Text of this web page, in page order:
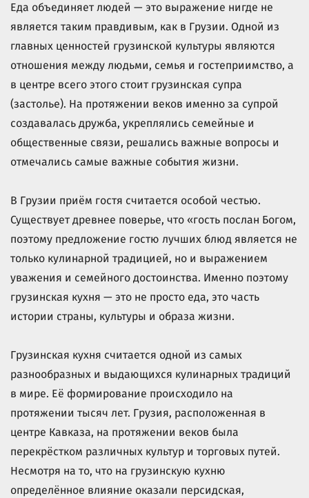
Еда объединяет людей — это выражение нигде не
является таким правдивым, как в Грузии. Одной из
главных ценностей грузинской культуры являются
отношения между людьми, семья и гостеприимство, а
в центре всего этого стоит грузинская супра
(застолье). На протяжении веков именно за супрой
создавалась дружба, укреплялись семейные и
общественные связи, решались важные вопросы и
отмечались самые важные события жизни.
В Грузии приём гостя считается особой честью.
Существует древнее поверье, что «гость послан Богом,
поэтому предложение гостю лучших блюд является не
только кулинарной традицией, но и выражением
уважения и семейного достоинства. Именно поэтому
грузинская кухня — это не просто еда, это часть
истории страны, культуры и образа жизни.
Грузинская кухня считается одной из самых
разнообразных и выдающихся кулинарных традиций
в мире. Её формирование происходило на
протяжении тысяч лет. Грузия, расположенная в
центре Кавказа, на протяжении веков была
перекрёстком различных культур и торговых путей.
Несмотря на то, что на грузинскую кухню
определённое влияние оказали персидская,